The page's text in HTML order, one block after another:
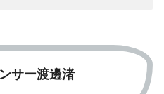
サー渡邊渚